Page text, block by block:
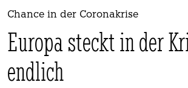
themen
politik
öko
Chance in der Coronakrise
Europa steckt in der
endlich